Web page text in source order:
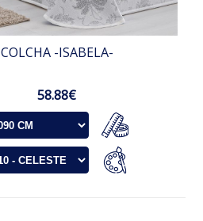
COLCHA -ISABELA-
58.88€